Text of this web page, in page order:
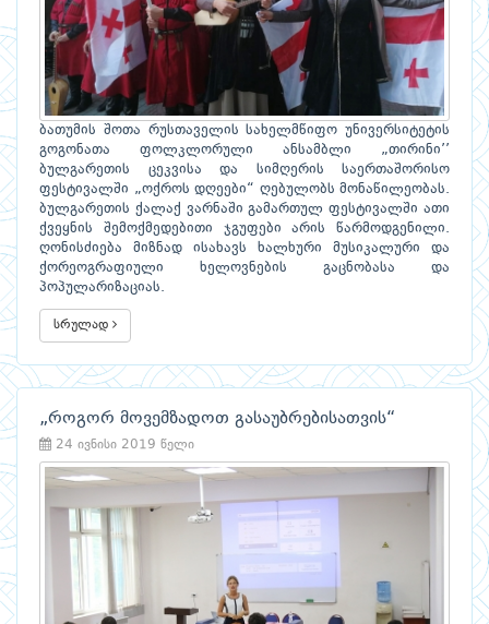
ბათუმის შოთა რუსთაველის სახელმწიფო უნივერსიტეტის
გოგონათა ფოლკლორული ანსამბლი „თირინი’’
ბულგარეთის ცეკვისა და სიმღერის საერთაშორისო
ფესტივალში „ოქროს დღეები“ ღებულობს მონაწილეობას.
ბულგარეთის ქალაქ ვარნაში გამართულ ფესტივალში ათი
ქვეყნის შემოქმედებითი ჯგუფები არის წარმოდგენილი.
ღონისძიება მიზნად ისახავს ხალხური მუსიკალური და
ქორეოგრაფიული ხელოვნების გაცნობასა და
პოპულარიზაციას.
სრულად
„როგორ მოვემზადოთ გასაუბრებისათვის“
24 ივნისი 2019 წელი